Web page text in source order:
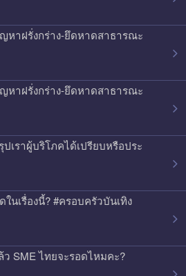
หาฝรั่งกร่าง-ยึดหาดสาธารณะ
หาฝรั่งกร่าง-ยึดหาดสาธารณะ
เราผู้บริโภคได้เปรียบหรือประ
นเรื่องนี้? #ครอบครัวบันเทิง
SME ไทยจะรอดไหมคะ?